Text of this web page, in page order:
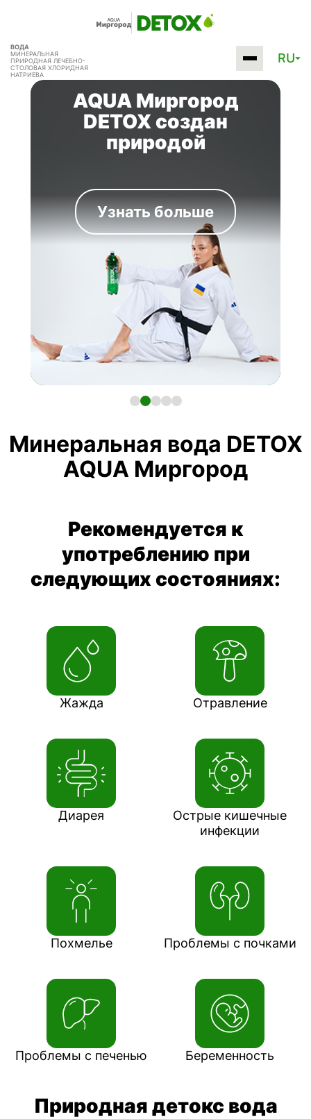
ВОДА
МИНЕРАЛЬНАЯ
ПРИРОДНАЯ ЛЕЧЕБНО-
СТОЛОВАЯ ХЛОРИДНАЯ
НАТРИЕВА
RU
AQUA Миргород
DETOX создан
природой
Узнать больше
Минеральная вода DETOX
AQUA Миргород
Рекомендуется к
употреблению при
следующих состояниях:
Жажда Отравление
Диарея
Острые кишечные
инфекции
Похмелье Проблемы с почками
Проблемы с печенью Беременность
Природная детокс вода